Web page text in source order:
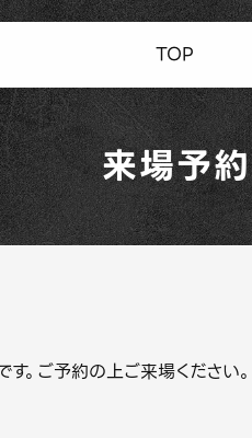
TOP
来場予約
。ご予約の上ご来場ください。